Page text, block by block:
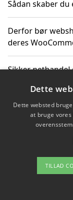
Sådan skaber
Derfor bør
deres
Sikker
Ting du bør
Om /
Dette
Dette websted
at bruge
TILLAD